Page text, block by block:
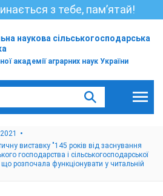
з тебе, пам’ятай!
наукова сільськогосподарська
академії аграрних наук України
2021
виставку "145 років від заснування
господарства і сільськогосподарської
розпочала функціонувати у читальній